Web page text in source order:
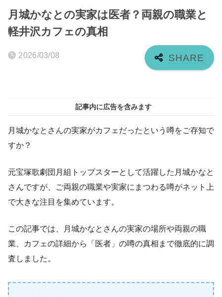
月城かなとの実家は医者？両親の職業と
軽井沢カフェの真相
2026/03/08
記事内に広告を含みます
月城かなとさんの実家がカフェだったという噂をご存知で
すか？
元宝塚歌劇団月組トップスターとして活躍した月城かなと
さんですが、ご両親の職業や実家にまつわる噂がネット上
で大きな注目を集めています。
この記事では、月城かなとさんの実家の場所や両親の職
業、カフェの詳細から「医者」の噂の真相まで徹底的に調
査しました。